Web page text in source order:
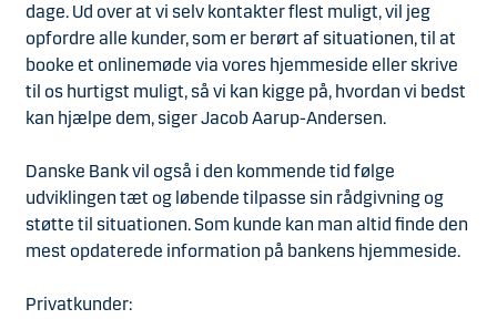
dage. Ud over at vi selv kontakter flest muligt, vil jeg
opfordre alle kunder, som er berørt af situationen, til at
booke et onlinemøde via vores hjemmeside eller skrive
til os hurtigst muligt, så vi kan kigge på, hvordan vi bedst
kan hjælpe dem, siger Jacob Aarup-Andersen.
Danske Bank vil også i den kommende tid følge
udviklingen tæt og løbende tilpasse sin rådgivning og
støtte til situationen. Som kunde kan man altid finde den
mest opdaterede information på bankens hjemmeside.
Privatkunder: